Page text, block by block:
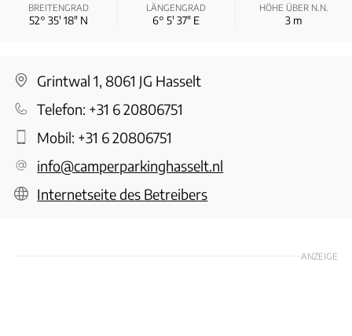
BREITENGRAD
52° 35′ 18″ N
LÄNGENGRAD
6° 5′ 37″ E
HÖHE ÜBER N.N.
3 m
Grintwal 1, 8061 JG Hasselt
Telefon: +31 6 20806751
Mobil: +31 6 20806751
info@camperparkinghasselt.nl
Internetseite des Betreibers
ANZEIGE